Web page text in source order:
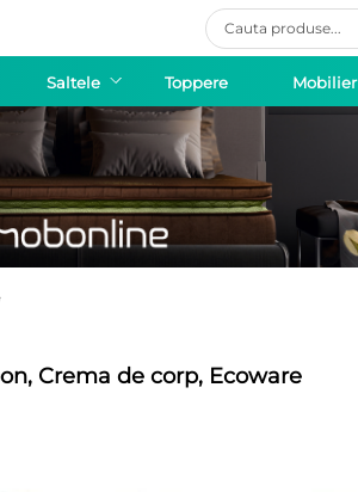
Products
search
Saltele Toppere Mobilier
Crema de corp, Ecoware